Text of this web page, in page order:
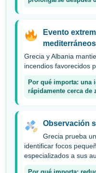
Evento
mediterráneos
Grecia y Albania
incendios favorecidos
Por qué importa: una
rápidamente cerca de
Observación
Grecia prueba
identificar focos
especializados a sus